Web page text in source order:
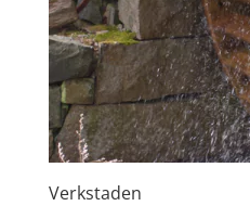
Verkstaden